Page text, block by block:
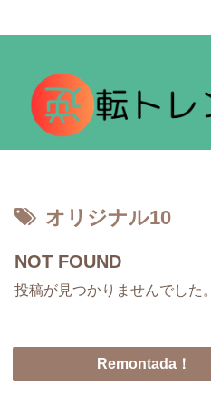
オリジナル10
NOT FOUND
投稿が見つかりませんでした。
Remontada！